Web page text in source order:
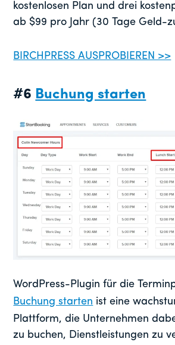
kostenlosen Plan und drei
ab $99 pro Jahr (30 Tage Geld-
BIRCHPRESS AUSPROBIEREN >>
#6 Buchung starten
WordPress-Plugin für die
Buchung starten ist eine
Plattform, die Unternehmen
zu buchen, Dienstleistungen zu